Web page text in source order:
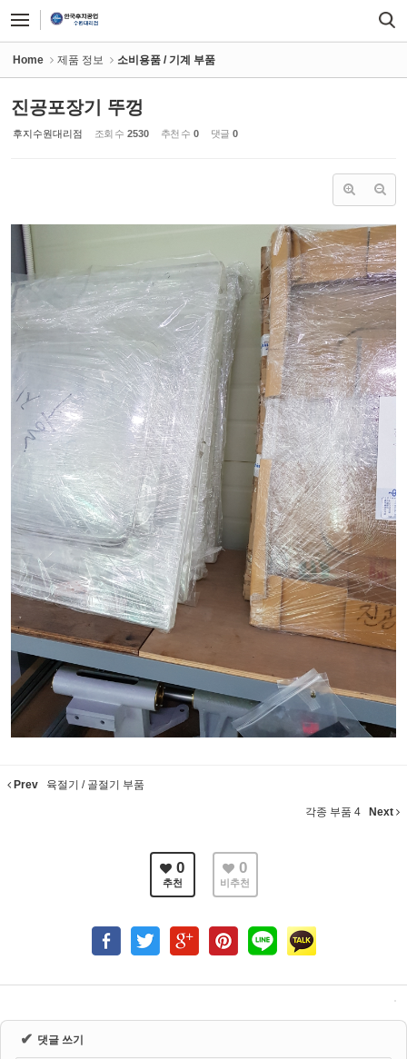
Home 제품 정보 소비용품 / 기계 부품
진공포장기 뚜껑
후지수원대리점 조회 수 2530 추천 수 0 댓글 0
Prev 육절기 / 골절기 부품
각종 부품 4 Next
0
추천
0
비추천
✔ 댓글 쓰기